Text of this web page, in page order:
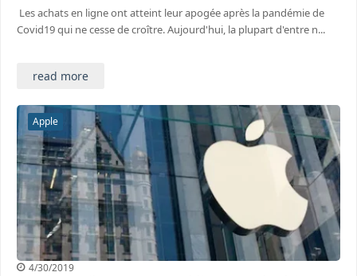
Les achats en ligne ont atteint leur apogée après la pandémie de
Covid19 qui ne cesse de croître. Aujourd'hui, la plupart d'entre n...
read more
Apple
4/30/2019